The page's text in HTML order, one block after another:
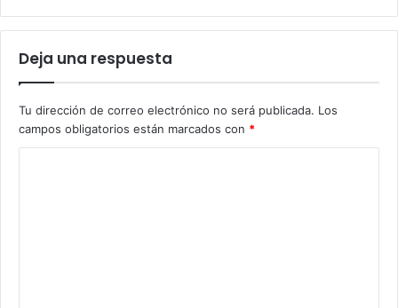
Deja una respuesta
Tu dirección de correo electrónico no será publicada. Los
campos obligatorios están marcados con *